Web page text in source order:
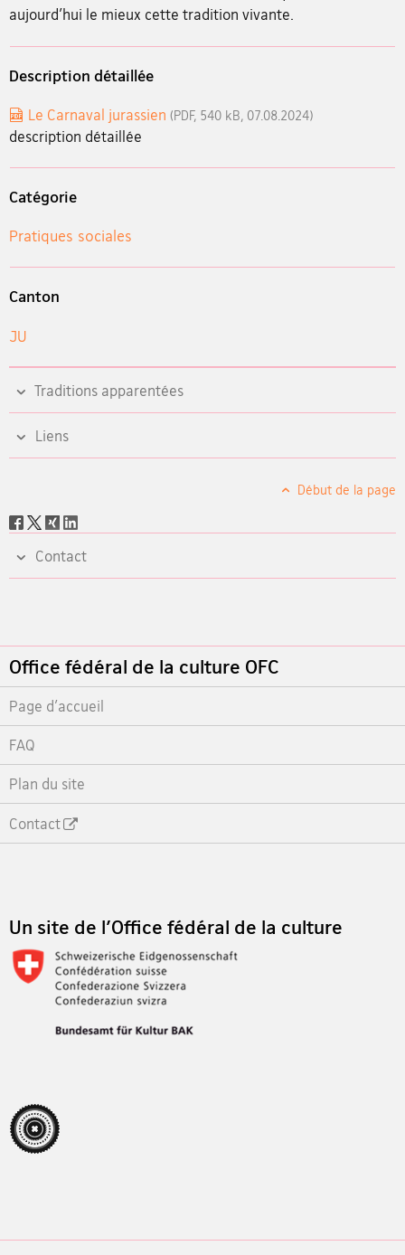
aujourd’hui le mieux cette tradition vivante.
Description détaillée
Le Carnaval jurassien (PDF, 540 kB, 07.08.2024)
description détaillée
Catégorie
Pratiques sociales
Canton
JU
Traditions apparentées
Liens
Début de la page
Social
Contact
Footer
Office fédéral de la culture OFC
Page d'accueil
FAQ
Plan du site
Contact
Un site de l'Office fédéral de la culture